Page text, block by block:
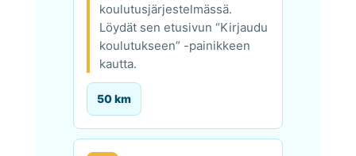
koulutusjärjestelmässä.
Löydät sen etusivun “Kirjaudu
koulutukseen” -painikkeen
kautta.
50 km